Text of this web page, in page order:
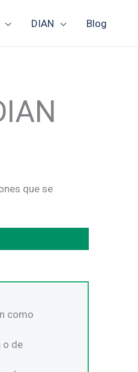
DIAN Blog
que se
como
o de